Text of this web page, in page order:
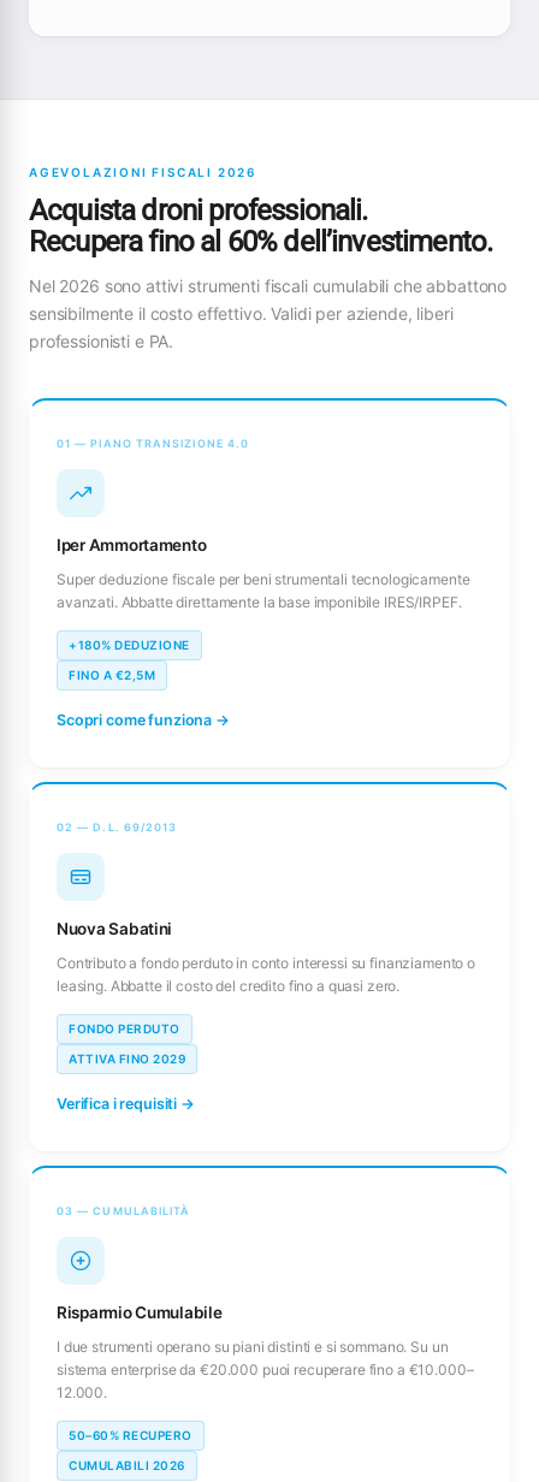
AGEVOLAZIONI FISCALI 2026
Acquista droni professionali.
Recupera fino al 60% dell’investimento.
Nel 2026 sono attivi strumenti fiscali cumulabili che abbattono
sensibilmente il costo effettivo. Validi per aziende, liberi
professionisti e PA.
01 — PIANO TRANSIZIONE 4.0
Iper Ammortamento
Super deduzione fiscale per beni strumentali tecnologicamente
avanzati. Abbatte direttamente la base imponibile IRES/IRPEF.
+180% DEDUZIONE
FINO A €2,5M
Scopri come funziona →
02 — D.L. 69/2013
Nuova Sabatini
Contributo a fondo perduto in conto interessi su finanziamento o
leasing. Abbatte il costo del credito fino a quasi zero.
FONDO PERDUTO
ATTIVA FINO 2029
Verifica i requisiti →
03 — CUMULABILITÀ
Risparmio Cumulabile
I due strumenti operano su piani distinti e si sommano. Su un
sistema enterprise da €20.000 puoi recuperare fino a €10.000–
12.000.
50–60% RECUPERO
CUMULABILI 2026